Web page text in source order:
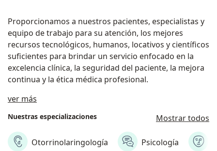
Proporcionamos a nuestros pacientes, especialistas y
equipo de trabajo para su atención, los mejores
recursos tecnológicos, humanos, locativos y científicos
suficientes para brindar un servicio enfocado en la
excelencia clínica, la seguridad del paciente, la mejora
continua y la ética médica profesional.
ver más
Nuestras especializaciones Mostrar todos
Otorrinolaringología Psicología